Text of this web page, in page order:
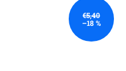
€5,40
–18 %